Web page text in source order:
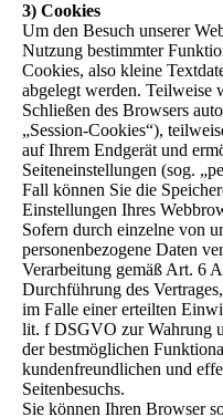
3) Cookies
Um den Besuch unserer
Nutzung bestimmter
Cookies, also kleine
abgelegt werden. Teilweise
Schließen des Browsers
„Session-Cookies“),
auf Ihrem Endgerät und
Seiteneinstellungen (sog.
Fall können Sie die
Einstellungen Ihres
Sofern durch einzelne von
personenbezogene Daten
Verarbeitung gemäß Art. 6
Durchführung des
im Falle einer erteilten
lit. f DSGVO zur Wahrung
der bestmöglichen
kundenfreundlichen und
Seitenbesuchs.
Sie können Ihren Browser